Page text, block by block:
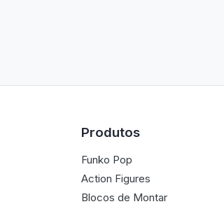
Produtos
Funko Pop
Action Figures
Blocos de Montar